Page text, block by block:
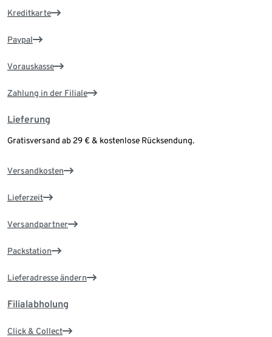
Kreditkarte
Paypal
Vorauskasse
Zahlung in der Filiale
Lieferung
Gratisversand ab 29 € & kostenlose Rücksendung.
Versandkosten
Lieferzeit
Versandpartner
Packstation
Lieferadresse ändern
Filialabholung
Click & Collect